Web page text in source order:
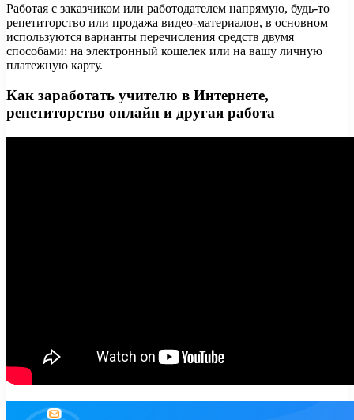
Работая с заказчиком или работодателем напрямую, будь-то
репетиторство или продажа видео-материалов, в основном
используются варианты перечисления средств двумя
способами: на электронный кошелек или на вашу личную
платежную карту.
Как заработать учителю в Интернете,
репетиторство онлайн и другая работа